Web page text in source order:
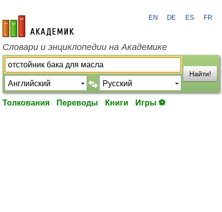
academic.ru
EN DE ES FR
Словари и энциклопедии на Академике
Найти!
Толкования Переводы Книги Игры ⚽